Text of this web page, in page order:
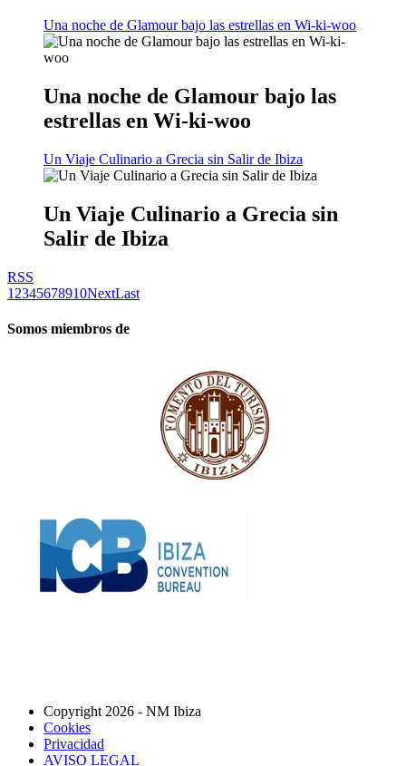
Una noche de Glamour bajo las estrellas en Wi-ki-woo
Una noche de Glamour bajo las
estrellas en Wi-ki-woo
Un Viaje Culinario a Grecia sin Salir de Ibiza
Un Viaje Culinario a Grecia sin
Salir de Ibiza
RSS
1 2345678910NextLast
Somos miembros de
Copyright 2026 - NM Ibiza
Cookies
Privacidad
AVISO LEGAL